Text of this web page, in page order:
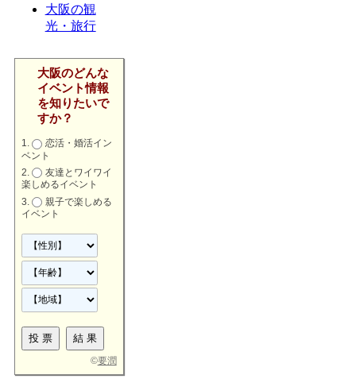
大阪の観
光・旅行
大阪のどんな
イベント情報
を知りたいで
すか？
恋活・婚活イン
ベント
友達とワイワイ
楽しめるイベント
親子で楽しめる
イベント
©要潤